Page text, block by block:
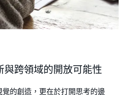
跨領域的開放可能性
的創造，更在於打開思考的邊